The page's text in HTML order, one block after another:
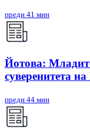
преди 41 мин
Йотова:
суверенитета
преди 44 мин